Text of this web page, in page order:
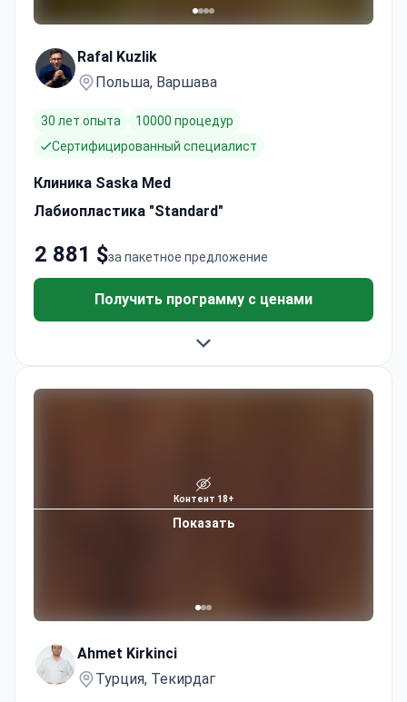
Rafal Kuzlik
Польша, Варшава
30 лет опыта
10000 процедур
Сертифицированный специалист
Клиника Saska Med
Лабиопластика "Standard"
за пакетное предложение
2 881 $
Получить программу с ценами
Контент 18+
Показать
Ahmet Kirkinci
Турция, Текирдаг